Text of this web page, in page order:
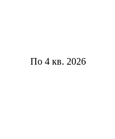
По 4 кв. 2026